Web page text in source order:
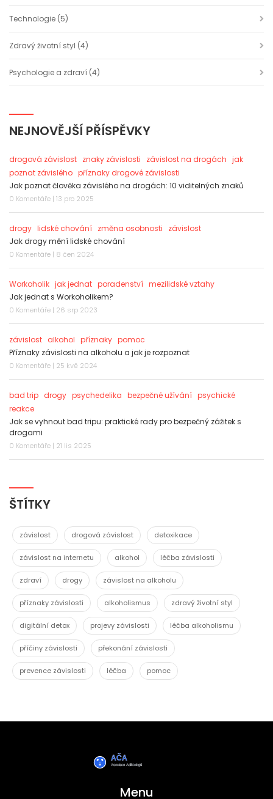
Technologie (5)
Zdravý životní styl (4)
Psychologie a zdraví (4)
NEJNOVĚJŠÍ PŘÍSPĚVKY
drogová závislost znaky závislosti závislost na drogách jak
poznat závislého příznaky drogové závislosti
Jak poznat člověka závislého na drogách: 10 viditelných znaků
0 Komentáře | 13 pro 2025
drogy lidské chování změna osobnosti
závislost
Jak drogy mění lidské chování
0 Komentáře | 8 čen 2024
Workoholik jak jednat poradenství mezilidské vztahy
Jak jednat s Workoholikem?
0 Komentáře | 26 srp 2023
závislost alkohol příznaky pomoc
Příznaky závislosti na alkoholu a jak je rozpoznat
0 Komentáře | 25 kvě 2024
bad trip drogy psychedelika bezpečné užívání psychické
reakce
Jak se vyhnout bad tripu: praktické rady pro bezpečný zážitek s
drogami
0 Komentáře | 21 lis 2025
ŠTÍTKY
závislost drogová závislost detoxikace
závislost na internetu alkohol léčba závislosti
zdraví drogy závislost na alkoholu
příznaky závislosti alkoholismus zdravý životní styl
digitální detox projevy závislosti léčba alkoholismu
příčiny závislosti překonání závislosti
prevence závislosti léčba pomoc
Menu